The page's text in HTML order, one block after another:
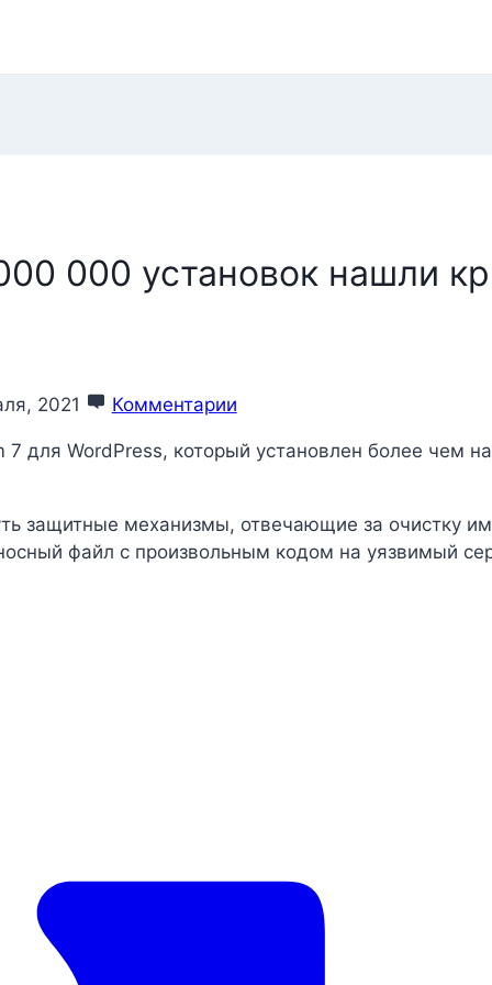
000 установок нашли
2021 Комментарии
7 для WordPress, который установлен более чем
защитные механизмы, отвечающие за очистку
файл с произвольным кодом на уязвимый